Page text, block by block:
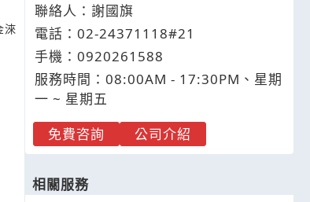
淶
聯絡人：謝國旗
電話： 02-24371118#21
手機： 0920261 588
服務時間：08:00AM - 17:30PM、星期
一 ~ 星期五
免費咨詢
公司介紹
相關服務